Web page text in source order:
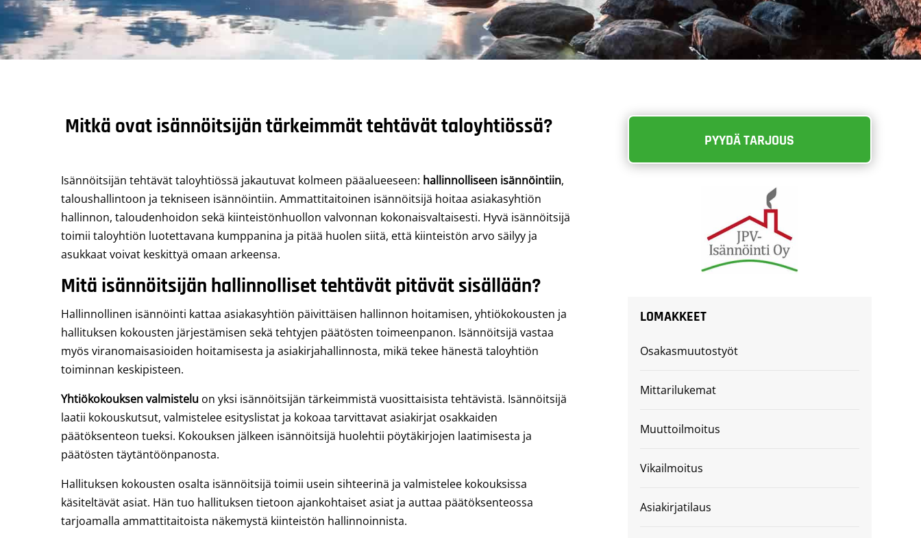
Mitkä ovat isännöitsijän tärkeimmät tehtävät taloyhtiössä?
Isännöitsijän tehtävät taloyhtiössä jakautuvat kolmeen pääalueeseen: hallinnolliseen isännöintiin,
taloushallintoon ja tekniseen isännöintiin. Ammattitaitoinen isännöitsijä hoitaa asiakasyhtiön
hallinnon, taloudenhoidon sekä kiinteistönhuollon valvonnan kokonaisvaltaisesti. Hyvä isännöitsijä
toimii taloyhtiön luotettavana kumppanina ja pitää huolen siitä, että kiinteistön arvo säilyy ja
asukkaat voivat keskittyä omaan arkeensa.
Mitä isännöitsijän hallinnolliset tehtävät pitävät sisällään?
Hallinnollinen isännöinti kattaa asiakasyhtiön päivittäisen hallinnon hoitamisen, yhtiökokousten ja
hallituksen kokousten järjestämisen sekä tehtyjen päätösten toimeenpanon. Isännöitsijä vastaa
myös viranomaisasioiden hoitamisesta ja asiakirjahallinnosta, mikä tekee hänestä taloyhtiön
toiminnan keskipisteen.
Yhtiökokouksen valmistelu on yksi isännöitsijän tärkeimmistä vuosittaisista tehtävistä. Isännöitsijä
laatii kokouskutsut, valmistelee esityslistat ja kokoaa tarvittavat asiakirjat osakkaiden
päätöksenteon tueksi. Kokouksen jälkeen isännöitsijä huolehtii pöytäkirjojen laatimisesta ja
päätösten täytäntöönpanosta.
Hallituksen kokousten osalta isännöitsijä toimii usein sihteerinä ja valmistelee kokouksissa
käsiteltävät asiat. Hän tuo hallituksen tietoon ajankohtaiset asiat ja auttaa päätöksenteossa
tarjoamalla ammattitaitoista näkemystä kiinteistön hallinnoinnista.
PYYDÄ TARJOUS
LOMAKKEET
Osakasmuutostyöt
Mittarilukemat
Muuttoilmoitus
Vikailmoitus
Asiakirjatilaus